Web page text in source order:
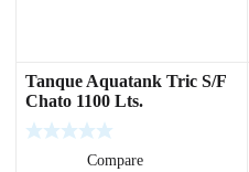
Tanque Aquatank Tric S/F
Chato 1100 Lts.
Compare